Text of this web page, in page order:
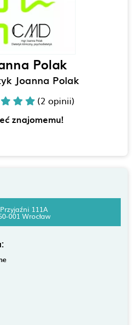
Polak
Joanna Polak
(2 opinii)
znajomemu!
Przyjaźni 111A
001 Wrocław